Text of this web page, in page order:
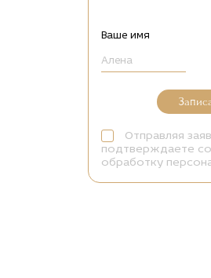
Ваше имя
Отправляя
подтверждаете
обработку